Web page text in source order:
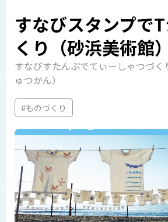
すなびスタンプで
くり（砂浜美術館）
すなびすたんぷでてぃーしゃつづく
ゅつかん）
#ものづくり